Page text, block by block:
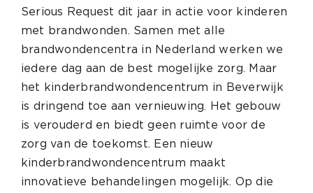
Serious Request dit jaar in actie voor kinderen
met brandwonden. Samen met alle
brandwondencentra in Nederland werken we
iedere dag aan de best mogelijke zorg. Maar
het kinderbrandwondencentrum in Beverwijk
is dringend toe aan vernieuwing. Het gebouw
is verouderd en biedt geen ruimte voor de
zorg van de toekomst. Een nieuw
kinderbrandwondencentrum maakt
innovatieve behandelingen mogelijk. Op die